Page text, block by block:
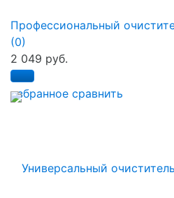
избранное сравнить
Профессиональный
(0)
2 049 руб.